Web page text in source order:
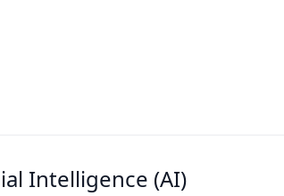
Intelligence (AI)